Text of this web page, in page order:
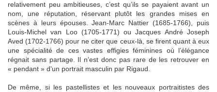
relativement peu ambitieuses, c’est qu’ils se payaient avant un
nom, une réputation, réservant plutôt les grandes mises en
scènes à leurs épouses. Jean-Marc Nattier (1685-1766), puis
Louis-Michel van Loo (1705-1771) ou Jacques André Joseph
Aved (1702-1766) pour ne citer que ceux-là, se firent quant à eux
une spécialité de ces vastes effigies féminines où l’élégance
régnait sans partage. Il n’est donc pas rare de les retrouver en
« pendant » d’un portrait masculin par Rigaud.
De même, si les pastellistes et les nouveaux portraitistes des